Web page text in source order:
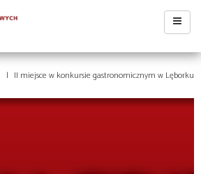
II miejsce w konkursie gastronomicznym w Lęborku